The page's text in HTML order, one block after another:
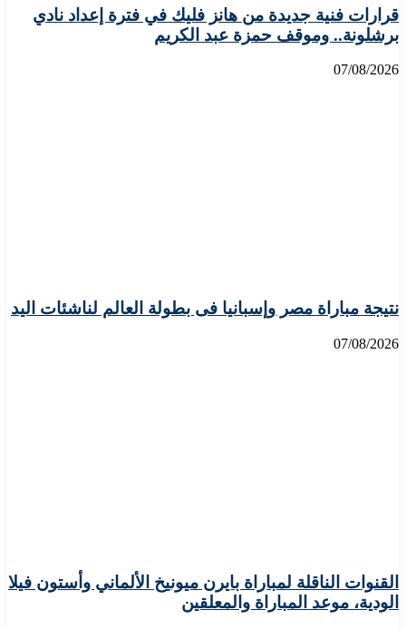
قرارات فنية جديدة من هانز فليك في فترة إعداد نادي
برشلونة.. وموقف حمزة عبد الكريم
07/08/2026
نتيجة مباراة مصر وإسبانيا فى بطولة العالم لناشئات اليد
07/08/2026
القنوات الناقلة لمباراة بايرن ميونيخ الألماني وأستون فيلا
الودية، موعد المباراة والمعلقين